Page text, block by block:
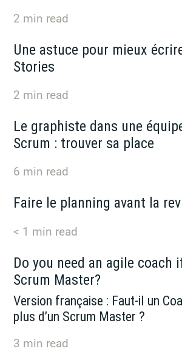
2 min read
Une astuce pour mieux
Stories
2 min read
Le graphiste dans une
Scrum : trouver sa place
6 min read
Faire le planning avant la
< 1 min read
Do you need an agile coach
Scrum Master?
Version française : Faut-il un
plus d’un Scrum Master ?
3 min read